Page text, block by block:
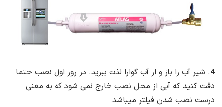
4. شیر آب را باز و از آب گوارا لذت ببرید. در روز اول نصب حتما
دقت کنید که آبی از محل نصب خارج نمی شود که به معنی
درست نصب شدن فیلتر میباشد.